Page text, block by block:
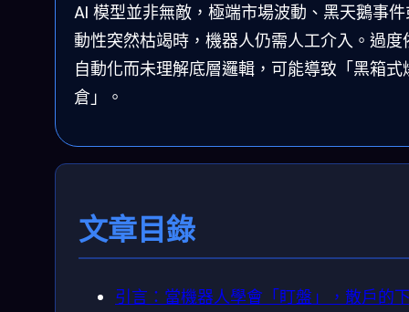
AI 模型並非無敵，極端市場波動、黑天鵝事
動性突然枯竭時，機器人仍需人工介入。過度
自動化而未理解底層邏輯，可能導致「黑箱式
倉」。
文章目錄
引言：當機器人學會「盯盤」，散戶的